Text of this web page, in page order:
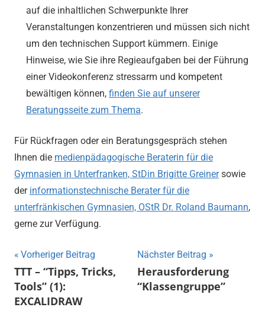
auf die inhaltlichen Schwerpunkte Ihrer
Veranstaltungen konzentrieren und müssen sich nicht
um den technischen Support kümmern. Einige
Hinweise, wie Sie ihre Regieaufgaben bei der Führung
einer Videokonferenz stressarm und kompetent
bewältigen können, finden Sie auf unserer
Beratungsseite zum Thema.
Für Rückfragen oder ein Beratungsgespräch stehen
Ihnen die medienpädagogische Beraterin für die
Gymnasien in Unterfranken, StDin Brigitte Greinersowie
der informationstechnische Berater für die
unterfränkischen Gymnasien, OStR Dr. Roland Baumann,
gerne zur Verfügung.
Beitragsnavigation
Vorheriger Beitrag
TTT – “Tipps, Tricks,
Tools” (1):
EXCALIDRAW
Nächster Beitrag
Herausforderung
“Klassengruppe”